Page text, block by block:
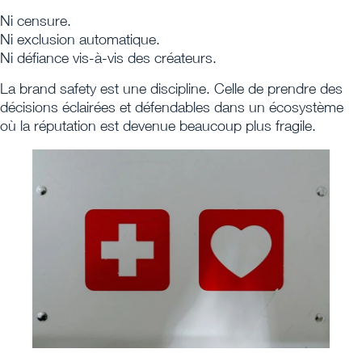
Ni censure.
Ni exclusion automatique.
Ni défiance vis-à-vis des créateurs.
La brand safety est une discipline. Celle de prendre des
décisions éclairées et défendables dans un écosystème
où la réputation est devenue beaucoup plus fragile.